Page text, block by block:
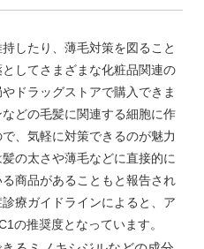
したり、薄毛対策を図ること
してさまざまな化粧品関連の
ドラッグストアで購入できま
どの毛髪に関連する細胞に作
、気軽に対策できるのが魅力
の太さや薄毛などに直接的に
商品があることもと報告され
療ガイドラインによると、ア
の推奨度となっています。